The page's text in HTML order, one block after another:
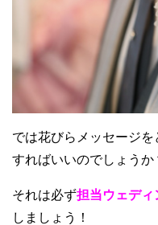
では花びらメッセージ
すればいいのでしょうか
それは必ず担当ウェディ
しましょう！